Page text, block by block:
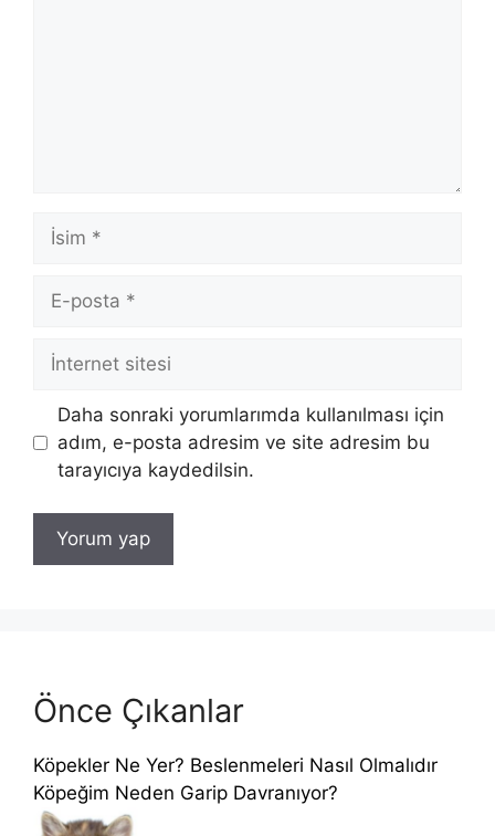
İsim
posta
İnternet
Daha sonraki yorumlarımda kullanılması için
adım, e-posta adresim ve site adresim bu
tarayıcıya kaydedilsin.
Önce Çıkanlar
Köpekler Ne Yer? Beslenmeleri Nasıl Olmalıdır
Köpeğim Neden Garip Davranıyor?